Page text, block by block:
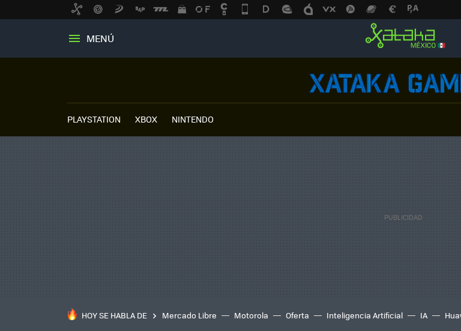
MENÚ
PLAYSTATION XBOX NINTENDO
HOY SE HABLA DE Mercado Libre Motorola Oferta Inteligencia Artificial IA